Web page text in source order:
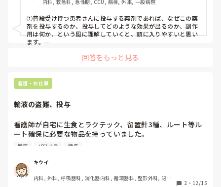
は自然滴下というのは学びました。
③新人が勉強しておいた方が良いこと、こういうことしてく
れると嬉しいといった先輩目線での行動あれば教えていただ
きたいです。
内科, 救急科, 急性期, CCU, 病棟, 外来, 一般病院
①普段受け持つ患者さんに投与する薬剤であれば、なぜこの薬
剤を投与するのか、投与してどのような効果が出るのか、副作
用は何か、という風に理解していくと、頭に入りやすいと思い
ます。
与してしまうと、患者さんに悪い影響があるからです。その辺
味があります。自分なりに考えて先輩に伝えることをしてもら
えると、あなたが何を考えて行動しているのかがわかるので、
す。今はしんどいと思いますが、知識は蓄積されていくので、
あなたの糧になります。頑張ってください。
回答をもっと見る
看護・お仕事
輸液の盗難、投与
看護師が自宅に生食とラクテック、留置針3種、ルート等ル
ート確保に必要な物品を持っていました。
なぜ持っているのか聞くと前働いていた病院の師長に家族が
と。もちろん医者の処方箋もありません。
その人は3年ほど看護師として働き今は別の職業で働いてい
ます。
輸液 パワハラ 師長
キウイ
内科, 外科, 呼吸器科, 消化器内科, 循環器科, 整形外科, 泌尿
2 ・ 12/15